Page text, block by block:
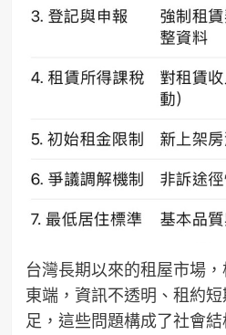
台灣長期以來的租屋市場
東端，資訊不透明、租約
足，這些問題構成了社會